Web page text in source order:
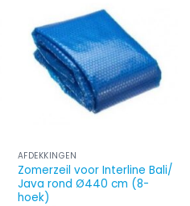
AFDEKKINGEN
Zomerzeil voor Interline Bali/
Java rond Ø440 cm (8-
hoek)